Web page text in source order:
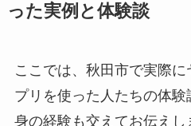
った実例と体験談
ここでは、秋田市で実際
プリを使った人たちの体
身の経験も交えてお伝え